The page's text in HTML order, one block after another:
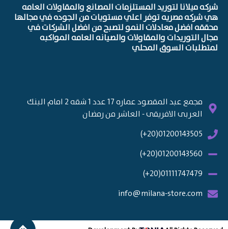
شركه ميلانا لتوريد المستلزمات المصانع والمقاولات العامه
هي شركه مصريه توفر اعلي مستويات من الجوده في مجالها
محققه افضل معادلات النمو لتصبح من افضل الشركات في
مجال التوريدات والمقاولات والصيانه العامه المواكبه
لمتطلبات السوق المحلي
مجمع عبد المقصود عماره 17 عدد 1 شقه 2 امام البنك
العربى الافريقى - العاشر من رمضان
01200143505(20+)
01200143560(20+)
01111747479(20+)
info@milana-store.com